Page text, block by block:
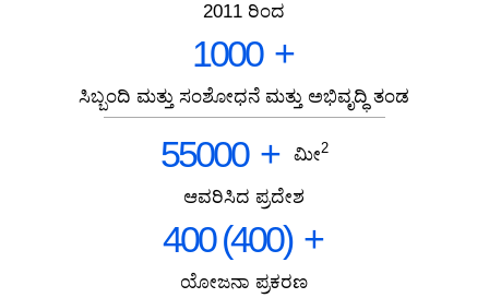
2011 ರಿಂದ
1000 +
ಸಿಬ್ಬಂದಿ ಮತ್ತು ಸಂಶೋಧನೆ ಮತ್ತು ಅಭಿವೃದ್ಧಿ ತಂಡ
55000 + ಮೀ2
ಆವರಿಸಿದ ಪ್ರದೇಶ
400 (400) +
ಯೋಜನಾ ಪ್ರಕರಣ